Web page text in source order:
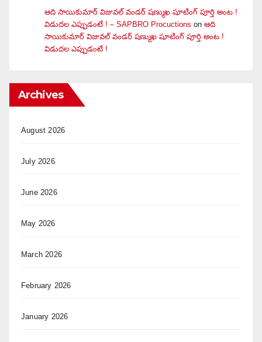
ఆది సాయికుమార్ విజువ‌ల్ వండ‌ర్ ష‌ణ్ముఖ షూటింగ్ పూర్తి అంట !
విడుదల ఎప్పుడంటే ! – SAPBRO Procuctions on ఆది
సాయికుమార్ విజువ‌ల్ వండ‌ర్ ష‌ణ్ముఖ షూటింగ్ పూర్తి అంట !
విడుదల ఎప్పుడంటే !
Archives
August 2026
July 2026
June 2026
May 2026
March 2026
February 2026
January 2026